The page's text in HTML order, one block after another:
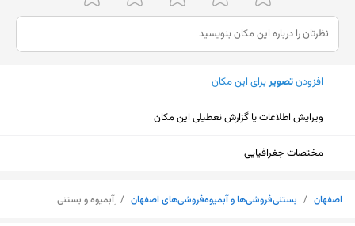
چهارشنبه
۱۶ تا ۰:۱۵
پنجشنبه
۱۶ تا ۰:۱۵
جمعه
شنبه
یکشنبه
افزودنتصویربرای این مکان
ویرایش اطلاعات یا گزارش تعطیلی این مکان
مختصات جغرافیایی
اصفهان / بستنی‌فروشی‌ها و آبمیوه‌فروشی‌های اصفهان / ِآبمیوه و بستنی
نمایش نقشه